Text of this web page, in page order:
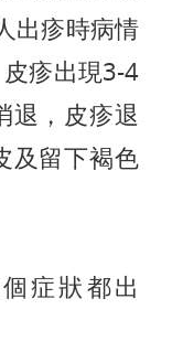
出疹時病情
疹出現3-4
退，皮疹退
及留下褐色
症狀都出